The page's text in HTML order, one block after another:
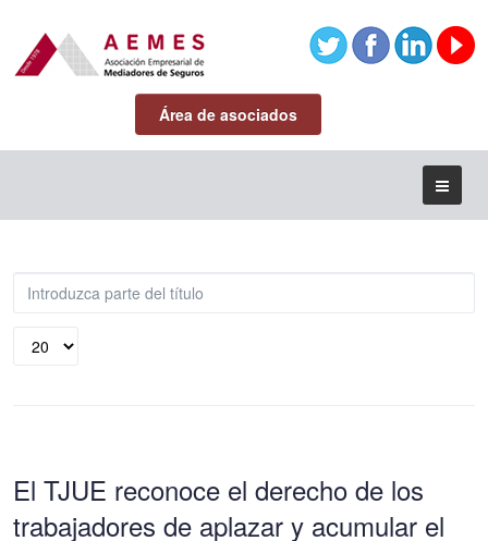
Área de asociados
Introduzca
parte
del
título
Cantidad
a
El TJUE reconoce el derecho de los
trabajadores de aplazar y acumular el